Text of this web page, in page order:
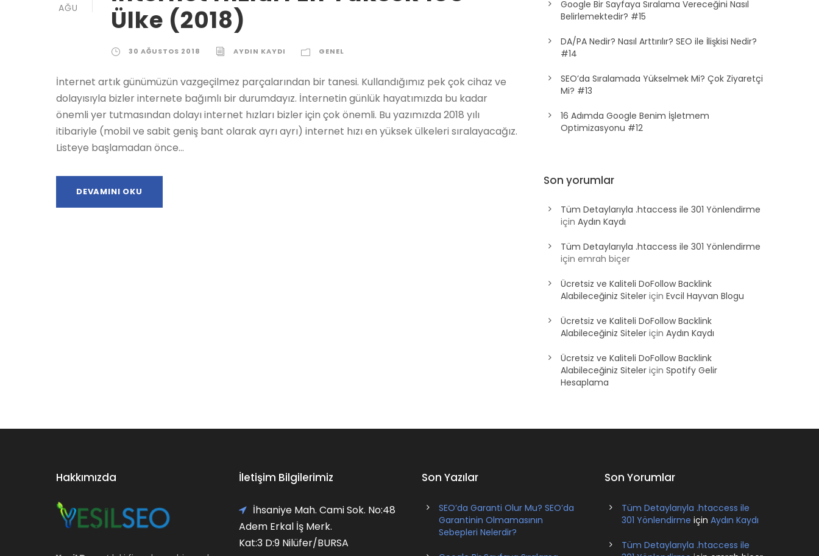
AĞU
Ülke (2018)
30 AĞUSTOS 2018 AYDIN KAYDI GENEL
İnternet artık günümüzün vazgeçilmez parçalarından bir tanesi. Kullandığımız pek çok cihaz ve
dolayısıyla bizler internete bağımlı bir durumdayız. İnternetin günlük hayatımızda bu kadar
önemli yer tutmasından dolayı internet hızları bizler için çok önemli. Bu yazımızda 2018 yılı
itibariyle (mobil ve sabit geniş bant olarak ayrı ayrı) internet hızı en yüksek ülkeleri sıralayacağız.
Listeye başlamadan önce...
DEVAMINI OKU
Google Bir Sayfaya Sıralama Vereceğini Nasıl
Belirlemektedir? #15
DA/PA Nedir? Nasıl Arttırılır? SEO ile İlişkisi Nedir?
#14
SEO’da Sıralamada Yükselmek Mi? Çok Ziyaretçi
Mi? #13
16 Adımda Google Benim İşletmem
Optimizasyonu #12
Son yorumlar
Tüm Detaylarıyla .htaccess ile 301 Yönlendirme
içinAydın Kaydı
Tüm Detaylarıyla .htaccess ile 301 Yönlendirme
içinemrah biçer
Ücretsiz ve Kaliteli DoFollow Backlink
Alabileceğiniz Siteler içinEvcil Hayvan Blogu
Ücretsiz ve Kaliteli DoFollow Backlink
Alabileceğiniz Siteler içinAydın Kaydı
Ücretsiz ve Kaliteli DoFollow Backlink
Alabileceğiniz Siteler içinSpotify Gelir
Hesaplama
Hakkımızda İletişim Bilgilerimiz
İhsaniye Mah. Cami Sok. No:48
Adem Erkal İş Merk.
Kat:3 D:9 Nilüfer/BURSA
Son Yazılar
SEO’da Garanti Olur Mu? SEO’da
Garantinin Olmamasının
Sebepleri Nelerdir?
Son Yorumlar
Tüm Detaylarıyla .htaccess ile
301 Yönlendirme için Aydın Kaydı
Tüm Detaylarıyla .htaccess ile